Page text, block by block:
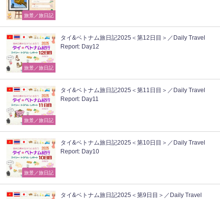
旅景／旅日記
旅景／旅日記
タイ&ベトナム旅日記2025＜第12日目＞／Daily Travel
Report: Day12
旅景／旅日記
タイ&ベトナム旅日記2025＜第11日目＞／Daily Travel
Report: Day11
旅景／旅日記
タイ&ベトナム旅日記2025＜第10日目＞／Daily Travel
Report: Day10
タイ&ベトナム旅日記2025＜第9日目＞／Daily Travel